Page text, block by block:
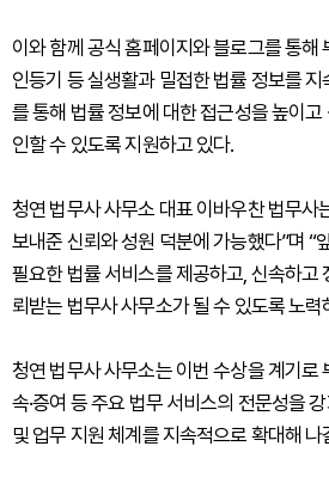
이와 함께 공식 홈페이지와 블로그를 통해
인등기 등 실생활과 밀접한 법률 정보를 지
를 통해 법률 정보에 대한 접근성을 높이
인할 수 있도록 지원하고 있다.
청연 법무사 사무소 대표 이바우찬 법무사
보내준 신뢰와 성원 덕분에 가능했다”며 “
필요한 법률 서비스를 제공하고, 신속하고
뢰받는 법무사 사무소가 될 수 있도록 노력
청연 법무사 사무소는 이번 수상을 계기로
속·증여 등 주요 법무 서비스의 전문성을
및 업무 지원 체계를 지속적으로 확대해